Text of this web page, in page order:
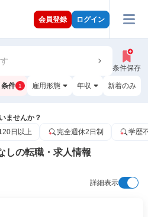
会員登録 ログイン
条件保存
件 1 雇用形態 年収 新着のみ
ませんか？
日以上 完全週休2日制 学歴
しの転職・求人情報
詳細表示